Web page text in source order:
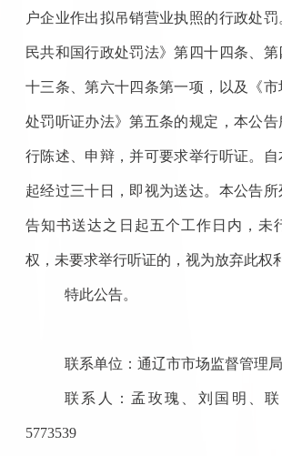
户企业作出拟吊销营业执照的行政处罚
民共和国行政处罚法》第四十四条、
十三条、第六十四条第一项，以及《
处罚听证办法》第五条的规定，本公
行陈述、申辩，并可要求举行听证。自
起经过三十日，即视为送达。本公告
告知书送达之日起五个工作日内，未
权，未要求举行听证的，视为放弃此权
特此公告。
联系单位： 通辽市市场监督管理局
联系人：孟玫瑰、刘国明 、
5773539